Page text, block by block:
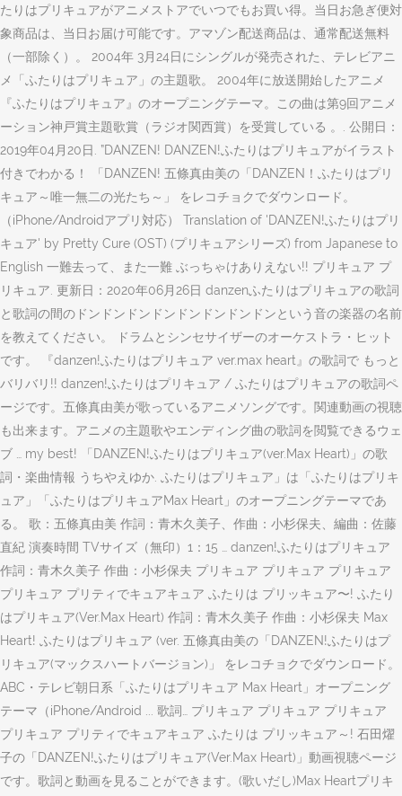
たりはプリキュアがアニメストアでいつでもお買い得。当日お急ぎ便対
象商品は、当日お届け可能です。アマゾン配送商品は、通常配送無料
（一部除く）。 2004年 3月24日にシングルが発売された、テレビアニ
メ「ふたりはプリキュア」の主題歌。 2004年に放送開始したアニメ
『ふたりはプリキュア』のオープニングテーマ。この曲は第9回アニメ
ーション神戸賞主題歌賞（ラジオ関西賞）を受賞している 。. 公開日：
2019年04月20日. ”DANZEN! DANZEN!ふたりはプリキュアがイラスト
付きでわかる！ 「DANZEN! 五條真由美の「DANZEN！ふたりはプリ
キュア～唯一無二の光たち～」 をレコチョクでダウンロード。
（iPhone/Androidアプリ対応） Translation of 'DANZEN!ふたりはプリ
キュア' by Pretty Cure (OST) (プリキュアシリーズ) from Japanese to
English 一難去って、また一難 ぶっちゃけありえない!! プリキュア プ
リキュア. 更新日：2020年06月26日 danzenふたりはプリキュアの歌詞
と歌詞の間のドンドンドンドンドンドンドンドンという音の楽器の名前
を教えてください。 ドラムとシンセサイザーのオーケストラ・ヒット
です。 『danzen!ふたりはプリキュア ver.max heart』の歌詞で もっと
バリバリ!! danzen!ふたりはプリキュア / ふたりはプリキュアの歌詞ペ
ージです。五條真由美が歌っているアニメソングです。関連動画の視聴
も出来ます。アニメの主題歌やエンディング曲の歌詞を閲覧できるウェ
ブ … my best! 「DANZEN!ふたりはプリキュア(ver.Max Heart)」の歌
詞・楽曲情報 うちやえゆか. ふたりはプリキュア」は「ふたりはプリキ
ュア」「ふたりはプリキュアMax Heart」のオープニングテーマであ
る。 歌：五條真由美 作詞：青木久美子、作曲：小杉保夫、編曲：佐藤
直紀 演奏時間 TVサイズ（無印）1：15 … danzen!ふたりはプリキュア
作詞：青木久美子 作曲：小杉保夫 プリキュア プリキュア プリキュア
プリキュア プリティでキュアキュア ふたりは プリッキュア〜! ふたり
はプリキュア(Ver.Max Heart) 作詞：青木久美子 作曲：小杉保夫 Max
Heart! ふたりはプリキュア (ver. 五條真由美の「DANZEN!ふたりはプ
リキュア(マックスハートバージョン)」 をレコチョクでダウンロード。
ABC・テレビ朝日系「ふたりはプリキュア Max Heart」オープニング
テーマ（iPhone/Android ... 歌詞… プリキュア プリキュア プリキュア
プリキュア プリティでキュアキュア ふたりは プリッキュア～! 石田燿
子の「DANZEN!ふたりはプリキュア(Ver.Max Heart)」動画視聴ページ
です。歌詞と動画を見ることができます。(歌いだし)Max Heartプリキ